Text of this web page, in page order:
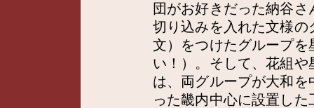
団がお好きだった納谷
切り込みを入れた文様
文）をつけたグループ
い！）。そして、花組
は、両グループが大和
った畿内中心に設置し